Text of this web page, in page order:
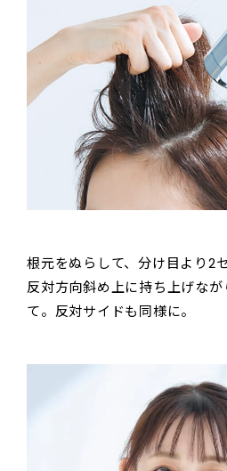
根元をぬらして、分け目より2
反対方向斜め上に持ち上げな
て。反対サイドも同様に。